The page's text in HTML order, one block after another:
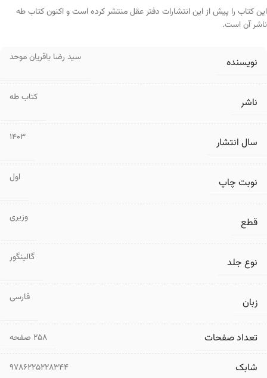
این کتاب را پیش از این انتشارات دفتر عقل منتشر کرده است و اکنون کتاب طه
ناشر آن است.
نویسنده سید رضا باقریان موحد
ناشر کتاب طه
سال انتشار 1403
نوبت چاپ اول
قطع وزیری
نوع جلد گالینگور
زبان فارسی
تعداد صفحات ۲۵۸ صفحه
شابک 9786225228344